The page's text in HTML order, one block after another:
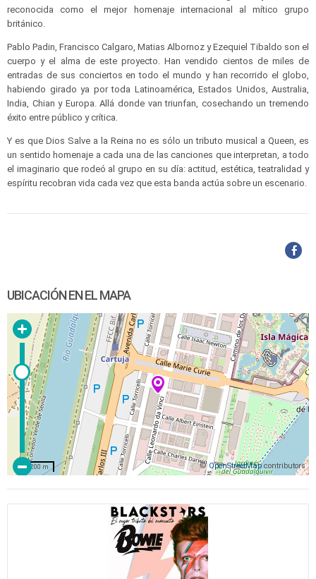
reconocida como el mejor homenaje internacional al mítico grupo
británico.
Pablo Padin, Francisco Calgaro, Matias Albornoz y Ezequiel Tibaldo son el
cuerpo y el alma de este proyecto. Han vendido cientos de miles de
entradas de sus conciertos en todo el mundo y han recorrido el globo,
habiendo girado ya por toda Latinoamérica, Estados Unidos, Australia,
India, Chian y Europa. Allá donde van triunfan, cosechando un tremendo
éxito entre público y crítica.
Y es que Dios Salve a la Reina no es sólo un tributo musical a Queen, es
un sentido homenaje a cada una de las canciones que interpretan, a todo
el imaginario que rodeó al grupo en su día: actitud, estética, teatralidad y
espíritu recobran vida cada vez que esta banda actúa sobre un escenario.
UBICACIÓN EN EL MAPA
© OpenStreetMapcontributors
200 m